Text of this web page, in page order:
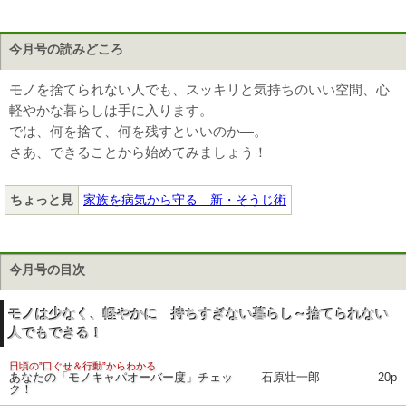
今月号の読みどころ
モノを捨てられない人でも、スッキリと気持ちのいい空間、心
軽やかな暮らしは手に入ります。
では、何を捨て、何を残すといいのか―。
さあ、できることから始めてみましょう！
ちょっと見 家族を病気から守る 新・そうじ術
今月号の目次
モノは少なく、軽やかに 持ちすぎない暮らし～捨てられない
人でもできる！
日頃の”口ぐせ＆行動”からわかる
あなたの「モノキャパオーバー度」チェッ
ク！
石原壮一郎 20p